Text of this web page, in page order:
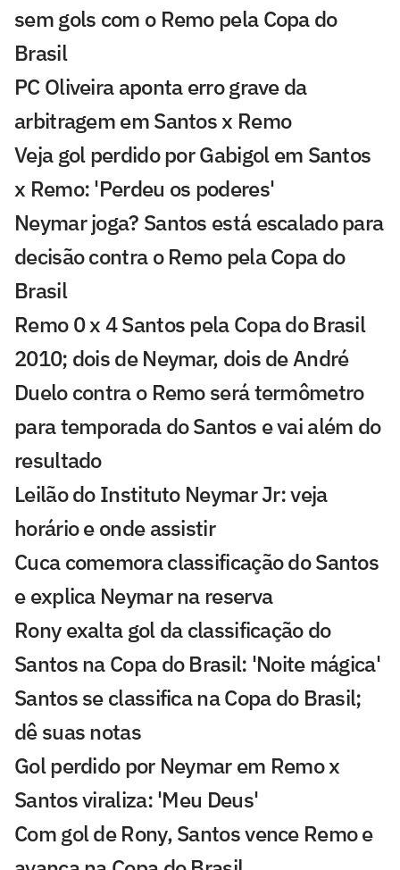
sem gols com o Remo pela Copa do
Brasil
PC Oliveira aponta erro grave da
arbitragem em Santos x Remo
Veja gol perdido por Gabigol em Santos
x Remo: 'Perdeu os poderes'
Neymar joga? Santos está escalado para
decisão contra o Remo pela Copa do
Brasil
Remo 0 x 4 Santos pela Copa do Brasil
2010; dois de Neymar, dois de André
Duelo contra o Remo será termômetro
para temporada do Santos e vai além do
resultado
Leilão do Instituto Neymar Jr: veja
horário e onde assistir
Cuca comemora classificação do Santos
e explica Neymar na reserva
Rony exalta gol da classificação do
Santos na Copa do Brasil: 'Noite mágica'
Santos se classifica na Copa do Brasil;
dê suas notas
Gol perdido por Neymar em Remo x
Santos viraliza: 'Meu Deus'
Com gol de Rony, Santos vence Remo e